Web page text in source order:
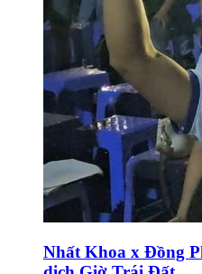
Nhất Khoa x Đồng